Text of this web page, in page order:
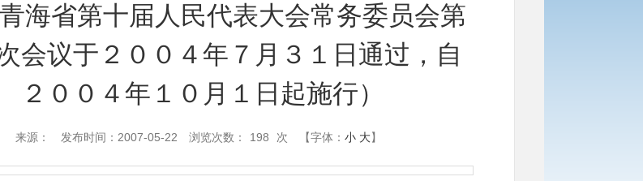
海省第十届人民代表大会常务委员会第
会议于２００４年７月３１日通过，自
２００４年１０月１日起施行）
来源： 发布时间：2007-05-22 浏览次数： 198 次 【字体： 小 大】